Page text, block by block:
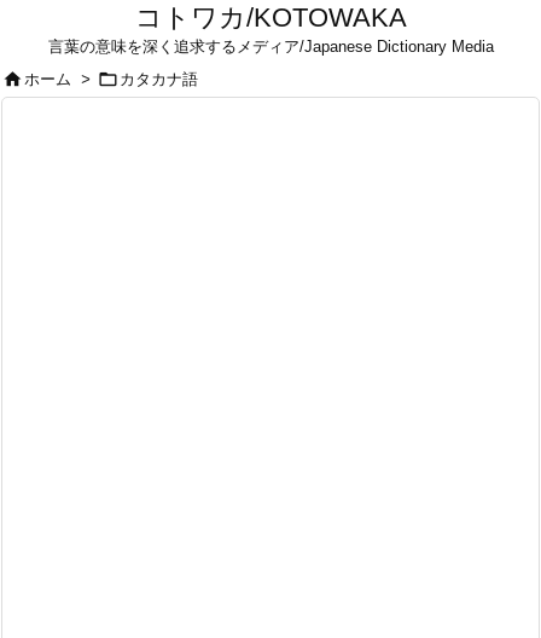
コトワカ/KOTOWAKA
言葉の意味を深く追求するメディア/Japanese Dictionary Media
ホーム >  カタカナ語